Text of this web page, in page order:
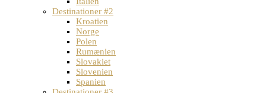
Destinationer #2
Kroatien
Norge
Polen
Rumænien
Slovakiet
Slovenien
Spanien